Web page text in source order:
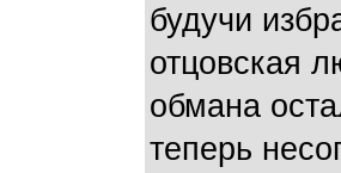
будучи
отцовская
обмана
теперь